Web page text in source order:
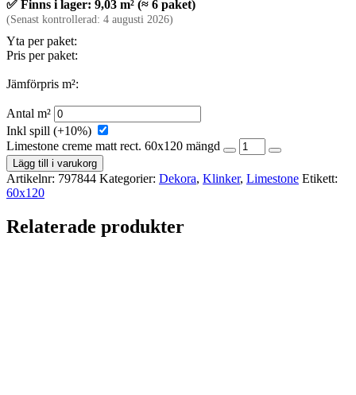
✅ Finns i lager: 9,03 m² (≈ 6 paket)
(Senast kontrollerad: 4 augusti 2026)
Yta per paket:
Pris per paket:
Jämförpris m²:
Antal m²
Inkl spill (+10%)
Limestone creme matt rect. 60x120 mängd
Lägg till i varukorg
Artikelnr: 797844 Kategorier: Dekora, Klinker, Limestone Etikett:
60x120
Relaterade produkter